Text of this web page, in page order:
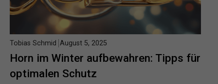
Horn im Winter aufbewahren: Tipps für
optimalen Schutz
Tobias Schmid August 5, 2025